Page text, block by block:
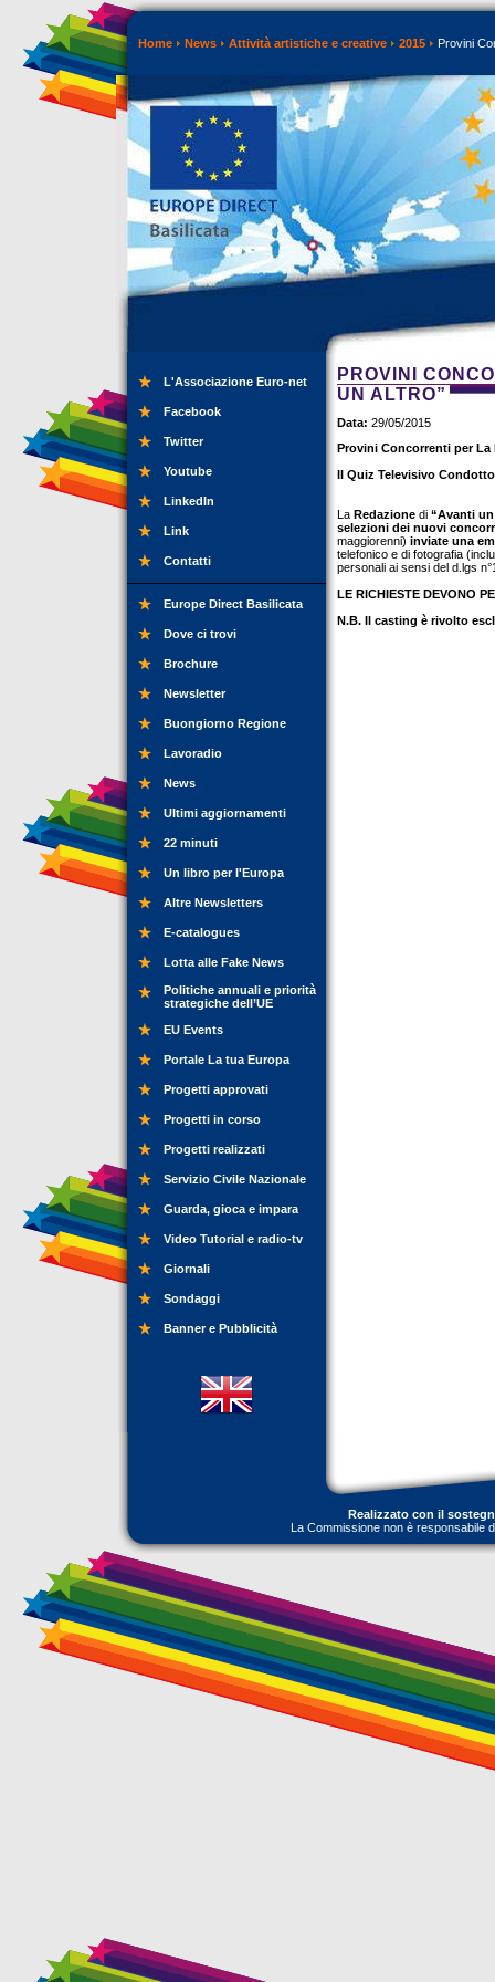
Home News Attività artistiche e creative 2015 Provini
L'Associazione Euro-net
Facebook
Twitter
Youtube
LinkedIn
Link
Contatti
Europe Direct Basilicata
Dove ci trovi
Brochure
Newsletter
Buongiorno Regione
Lavoradio
News
Ultimi aggiornamenti
22 minuti
Un libro per l'Europa
Altre Newsletters
E-catalogues
Lotta alle Fake News
Politiche annuali e priorità
strategiche dell’UE
EU Events
Portale La tua Europa
Progetti approvati
Progetti in corso
Progetti realizzati
Servizio Civile Nazionale
Guarda, gioca e impara
Video Tutorial e radio-tv
Giornali
Sondaggi
Banner e Pubblicità
PROVINI
UN ALTRO”
Data: 29/05/2015
Provini Concorrenti per La
Il Quiz Televisivo
La Redazione di “Avanti
selezioni dei nuovi
maggiorenni) inviate una
telefonico e di fotografia
personali ai sensi del d.lgs
LE RICHIESTE DEVONO
N.B. Il casting è rivolto
Realizzato con il
La Commissione non è responsabile